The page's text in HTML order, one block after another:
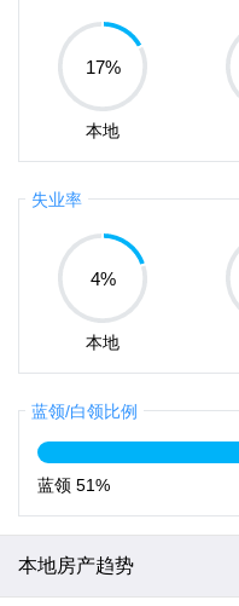
17%
本地
失业率
4%
本地
蓝领/白领比例
蓝领 51%
本地房产趋势